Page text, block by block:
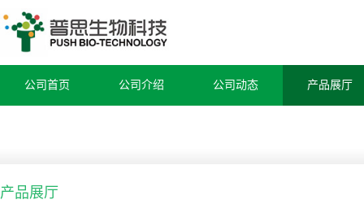
公司首页 公司介绍 公司动态 产品展厅
产品展厅